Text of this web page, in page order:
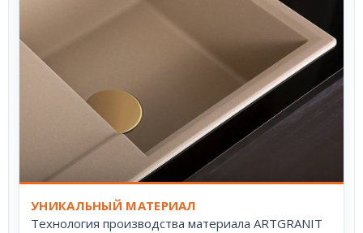
УНИКАЛЬНЫЙ МАТЕРИАЛ
Технология производства материала ARTGRANIT